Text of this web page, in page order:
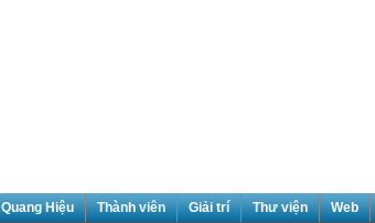
Quang Hiệu Thành viên Giải trí Thư viện Web